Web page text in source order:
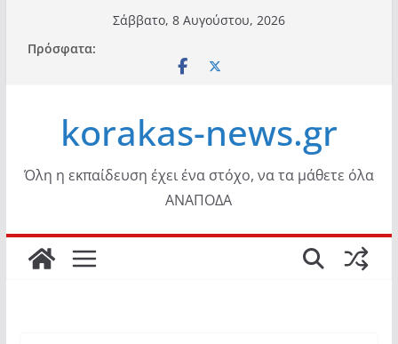
περιεχόμενο
Σάββατο, 8 Αυγούστου, 2026
Πρόσφατα:
korakas-news.gr
Όλη η εκπαίδευση έχει ένα στόχο, να τα μάθετε όλα
ΑΝΑΠΟΔΑ